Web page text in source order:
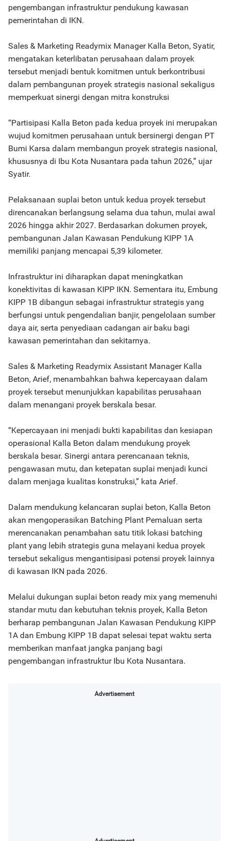
pengembangan infrastruktur pendukung kawasan
pemerintahan di IKN.
Sales & Marketing Readymix Manager Kalla Beton, Syatir,
mengatakan keterlibatan perusahaan dalam proyek
tersebut menjadi bentuk komitmen untuk berkontribusi
dalam pembangunan proyek strategis nasional sekaligus
memperkuat sinergi dengan mitra konstruksi
“Partisipasi Kalla Beton pada kedua proyek ini merupakan
wujud komitmen perusahaan untuk bersinergi dengan PT
Bumi Karsa dalam membangun proyek strategis nasional,
khususnya di Ibu Kota Nusantara pada tahun 2026,” ujar
Syatir.
Pelaksanaan suplai beton untuk kedua proyek tersebut
direncanakan berlangsung selama dua tahun, mulai awal
2026 hingga akhir 2027. Berdasarkan dokumen proyek,
pembangunan Jalan Kawasan Pendukung KIPP 1A
memiliki panjang mencapai 5,39 kilometer.
Infrastruktur ini diharapkan dapat meningkatkan
konektivitas di kawasan KIPP IKN. Sementara itu, Embung
KIPP 1B dibangun sebagai infrastruktur strategis yang
berfungsi untuk pengendalian banjir, pengelolaan sumber
daya air, serta penyediaan cadangan air baku bagi
kawasan pemerintahan dan sekitarnya.
Sales & Marketing Readymix Assistant Manager Kalla
Beton, Arief, menambahkan bahwa kepercayaan dalam
proyek tersebut menunjukkan kapabilitas perusahaan
dalam menangani proyek berskala besar.
“Kepercayaan ini menjadi bukti kapabilitas dan kesiapan
operasional Kalla Beton dalam mendukung proyek
berskala besar. Sinergi antara perencanaan teknis,
pengawasan mutu, dan ketepatan suplai menjadi kunci
dalam menjaga kualitas konstruksi,” kata Arief.
Dalam mendukung kelancaran suplai beton, Kalla Beton
akan mengoperasikan Batching Plant Pemaluan serta
merencanakan penambahan satu titik lokasi batching
plant yang lebih strategis guna melayani kedua proyek
tersebut sekaligus mengantisipasi potensi proyek lainnya
di kawasan IKN pada 2026.
Melalui dukungan suplai beton ready mix yang memenuhi
standar mutu dan kebutuhan teknis proyek, Kalla Beton
berharap pembangunan Jalan Kawasan Pendukung KIPP
1A dan Embung KIPP 1B dapat selesai tepat waktu serta
memberikan manfaat jangka panjang bagi
pengembangan infrastruktur Ibu Kota Nusantara.
Advertisement